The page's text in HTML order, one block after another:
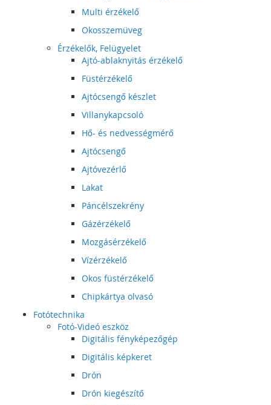
Multi érzékelő
Okosszemüveg
Érzékelők, Felügyelet
Ajtó-ablaknyitás érzékelő
Füstérzékelő
Ajtócsengő készlet
Villanykapcsoló
Hő- és nedvességmérő
Ajtócsengő
Ajtóvezérlő
Lakat
Páncélszekrény
Gázérzékelő
Mozgásérzékelő
Vízérzékelő
Okos füstérzékelő
Chipkártya olvasó
Fotótechnika
Fotó-Videó eszköz
Digitális fényképezőgép
Digitális képkeret
Drón
Drón kiegészítő